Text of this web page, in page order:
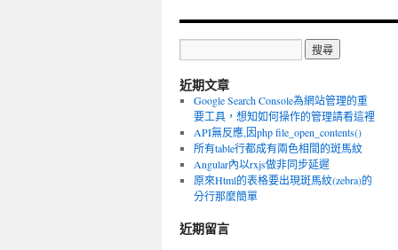
近期文章
Google Search Console為網站管理的重
要工具，想知如何操作的管理請看這裡
API無反應,因php file_open_contents()
所有table行都成有兩色相間的斑馬紋
Angular內以rxjs做非同步延遲
原來Html的表格要出現斑馬紋(zebra)的
分行那麼簡單
近期留言